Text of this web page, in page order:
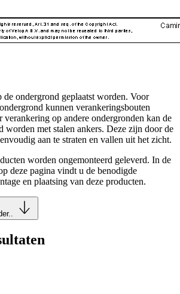
ondergrond geplaatst worden. Voor
kunnen verankeringsbouten
op andere ondergronden kan de
worden met stalen ankers. Deze zijn door de
aan te straten en vallen uit het zicht.
worden ongemonteerd geleverd. In de
deze pagina vindt u de benodigde
en plaatsing van deze producten.